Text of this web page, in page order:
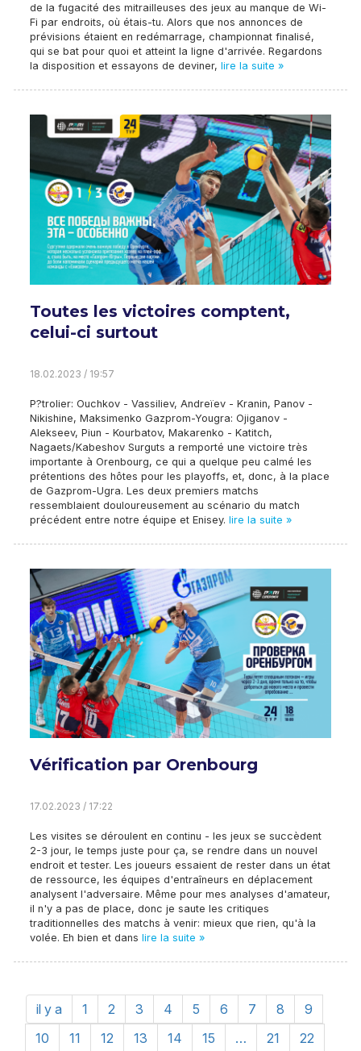
de la fugacité des mitrailleuses des jeux au manque de Wi-
Fi par endroits, où étais-tu. Alors que nos annonces de
prévisions étaient en redémarrage, championnat finalisé,
qui se bat pour quoi et atteint la ligne d'arrivée. Regardons
la disposition et essayons de deviner, lire la suite »
Toutes les victoires comptent,
celui-ci surtout
18.02.2023 / 19:57
P?trolier: Ouchkov - Vassiliev, Andreïev - Kranin, Panov -
Nikishine, Maksimenko Gazprom-Yougra: Ojiganov -
Alekseev, Piun - Kourbatov, Makarenko - Katitch,
Nagaets/Kabeshov Surguts a remporté une victoire très
importante à Orenbourg, ce qui a quelque peu calmé les
prétentions des hôtes pour les playoffs, et, donc, à la place
de Gazprom-Ugra. Les deux premiers matchs
ressemblaient douloureusement au scénario du match
précédent entre notre équipe et Enisey. lire la suite »
Vérification par Orenbourg
17.02.2023 / 17:22
Les visites se déroulent en continu - les jeux se succèdent
2-3 jour, le temps juste pour ça, se rendre dans un nouvel
endroit et tester. Les joueurs essaient de rester dans un état
de ressource, les équipes d'entraîneurs en déplacement
analysent l'adversaire. Même pour mes analyses d'amateur,
il n'y a pas de place, donc je saute les critiques
traditionnelles des matchs à venir: mieux que rien, qu'à la
volée. Eh bien et dans lire la suite »
il y a 1 2 3 4 5 6 7 8
9
10
11 12 13 14 15 … 21
22